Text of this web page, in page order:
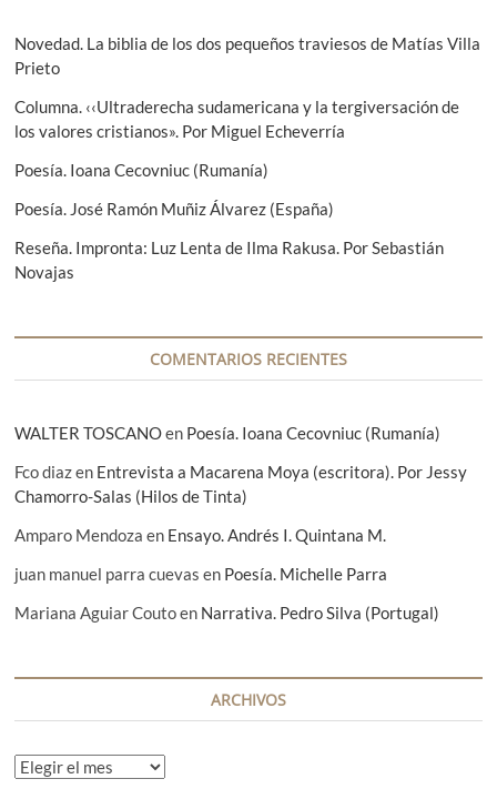
i
ó
n
d
e
e
n
r
a
s
e
o
r
u
n
t
Novedad. La biblia de los dos pequeños traviesos de Matías Villa
Prieto
Columna. ‹‹Ultraderecha sudamericana y la tergiversación de
los valores cristianos». Por Miguel Echeverría
Poesía. Ioana Cecovniuc (Rumanía)
Poesía. José Ramón Muñiz Álvarez (España)
Reseña. Impronta: Luz Lenta de Ilma Rakusa. Por Sebastián
Novajas
COMENTARIOS RECIENTES
WALTER TOSCANOen Poesía. Ioana Cecovniuc (Rumanía)
Fco diazen Entrevista a Macarena Moya (escritora). Por Jessy
Chamorro-Salas (Hilos de Tinta)
Amparo Mendoza en Ensayo. Andrés I. Quintana M.
juan manuel parra cuevas en Poesía. Michelle Parra
Mariana Aguiar Coutoen Narrativa. Pedro Silva (Portugal)
ARCHIVOS
A